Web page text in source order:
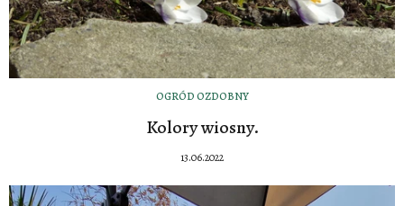
OGRÓD OZDOBNY
Kolory wiosny.
13.06.2022